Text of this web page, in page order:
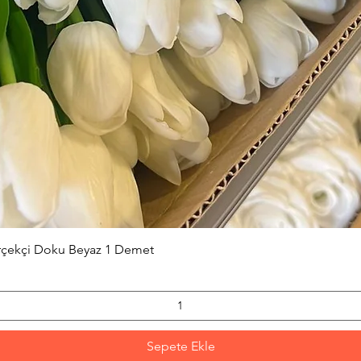
Doku Beyaz 1 Demet
Sepete Ekle